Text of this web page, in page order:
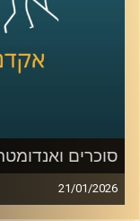
סוכרים
21/01/2026
כשאנחנו חושבים